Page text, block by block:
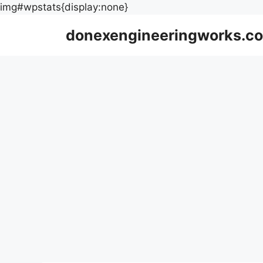
img#wpstats{display:none}Skip
content